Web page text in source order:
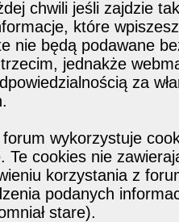
chwili jeśli zajdzie
które
nie będą podawane
jednakże
za
wykorzystuje
Te cookies nie
korzystania z
podanych
stare).